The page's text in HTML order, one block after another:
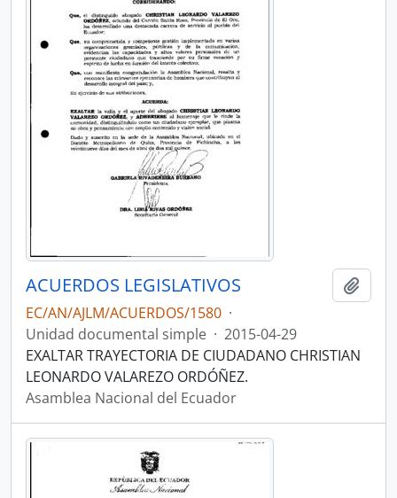
ACUERDOS LEGISLATIVOS
EC/AN/AJLM/ACUERDOS/1580 ·
Unidad documental simple · 2015-04-29
EXALTAR TRAYECTORIA DE CIUDADANO CHRISTIAN
LEONARDO VALAREZO ORDÓÑEZ.
Asamblea Nacional del Ecuador